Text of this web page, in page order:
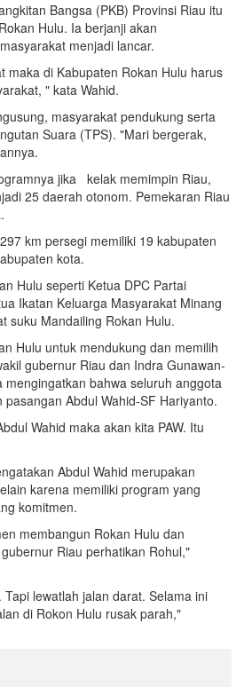
Bangsa (PKB) Provinsi Riau itu
Hulu. Ia berjanji akan
menjadi lancar.
maka di Kabupaten Rokan Hulu harus
" kata Wahid.
masyarakat pendukung serta
Suara (TPS). "Mari bergerak,
jika kelak memimpin Riau,
25 daerah otonom. Pemekaran Riau
km persegi memiliki 19 kabupaten
kota.
Hulu seperti Ketua DPC Partai
Ikatan Keluarga Masyarakat Minang
suku Mandailing Rokan Hulu.
Hulu untuk mendukung dan memilih
gubernur Riau dan Indra Gunawan-
bahwa seluruh anggota
Abdul Wahid-SF Hariyanto.
Wahid maka akan kita PAW. Itu
Abdul Wahid merupakan
karena memiliki program yang
komitmen.
membangun Rokan Hulu dan
Riau perhatikan Rohul,"
lewatlah jalan darat. Selama ini
di Rokon Hulu rusak parah,"